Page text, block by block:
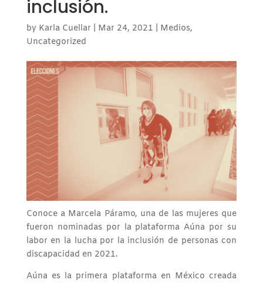
inclusión.
by Karla Cuellar Mar 24, 2021 Medios,
Uncategorized
Conoce a Marcela Páramo, una de las mujeres que
fueron nominadas por la plataforma Aúna por su
labor en la lucha por la inclusión de personas con
discapacidad en 2021.
Aúna es la primera plataforma en México creada